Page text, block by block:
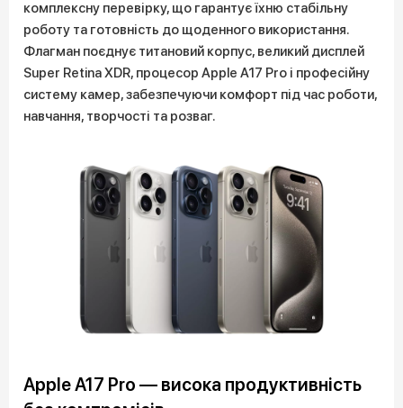
комплексну перевірку, що гарантує їхню стабільну
роботу та готовність до щоденного використання.
Флагман поєднує титановий корпус, великий дисплей
Super Retina XDR, процесор Apple A17 Pro і професійну
систему камер, забезпечуючи комфорт під час роботи,
навчання, творчості та розваг.
Apple A17 Pro — висока продуктивність